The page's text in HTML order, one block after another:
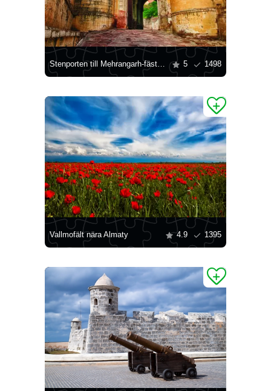
Stenporten till Mehrangarh-fästningen 5 1498
Vallmofält nära Almaty 4.9 1395